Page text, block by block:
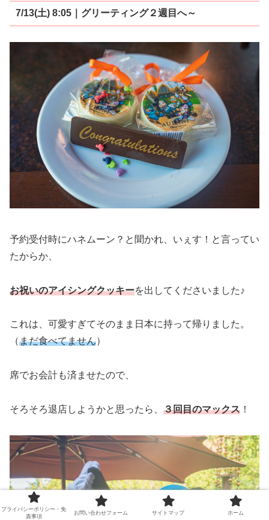
7/13(土) 8:05｜グリーティング２週目へ～
予約受付時にハネムーン？と聞かれ、いぇす！と言ってい
たからか、
お祝いのアイシングクッキーを出してくださいました♪
これは、可愛すぎてそのまま日本に持って帰りました。
（まだ食べてません）
席でお会計も済ませたので、
そろそろ退店しようかと思ったら、 ３回目のマックス ！
プライバシーポリシー・免
責事項
お問い合わせフォーム サイトマップ ホーム